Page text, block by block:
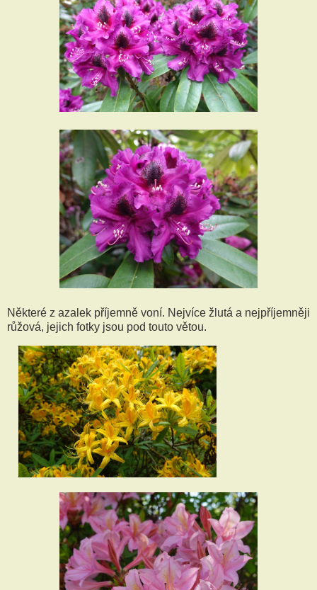
Některé z azalek příjemně voní. Nejvíce žlutá a nejpříjemněji
růžová, jejich fotky jsou pod touto větou.